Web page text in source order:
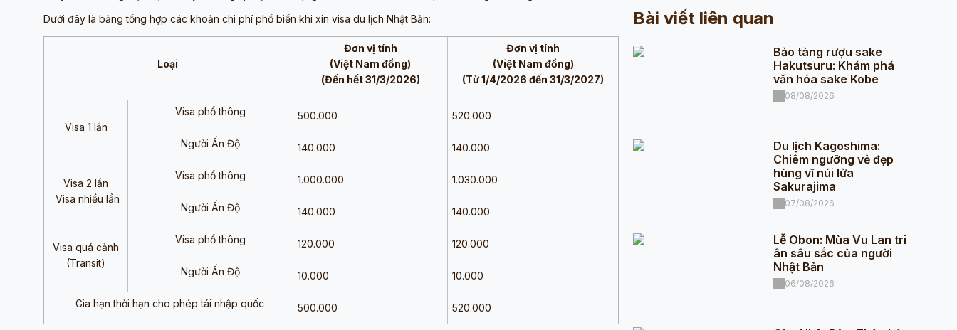
Dưới đây là bảng tổng hợp các khoản chi phí phổ biến khi xin visa du lịch Nhật Bản:
Loại
Đơn vị tính
(Việt Nam đồng)
(Đến hết 31/3/2026)
Đơn vị tính
(Việt Nam đồng)
(Từ 1/4/2026 đến 31/3/2027)
Visa 1 lần
Visa phổ thông 500.000 520.000
Người Ấn Độ 140.000 140.000
Visa 2 lần
Visa nhiều lần
Visa phổ thông 1.000.000 1.030.000
Người Ấn Độ 140.000 140.000
Visa quá cảnh
(Transit)
Visa phổ thông 120.000 120.000
Người Ấn Độ 10.000 10.000
Gia hạn thời hạn cho phép tái nhập quốc 500.000 520.000
Bài viết liên quan
Bảo tàng rượu sake
Hakutsuru: Khám phá
văn hóa sake Kobe
08/08/2026
Du lịch Kagoshima:
Chiêm ngưỡng vẻ đẹp
hùng vĩ núi lửa
Sakurajima
07/08/2026
Lễ Obon: Mùa Vu Lan tri
ân sâu sắc của người
Nhật Bản
06/08/2026